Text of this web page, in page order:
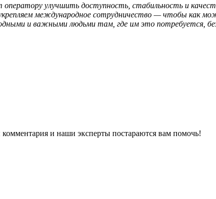
улучшить доступность, стабильность и
международное сотрудничество — чтобы как
и важными людьми там, где им это потребуется,
и наши эксперты постараются вам помочь!